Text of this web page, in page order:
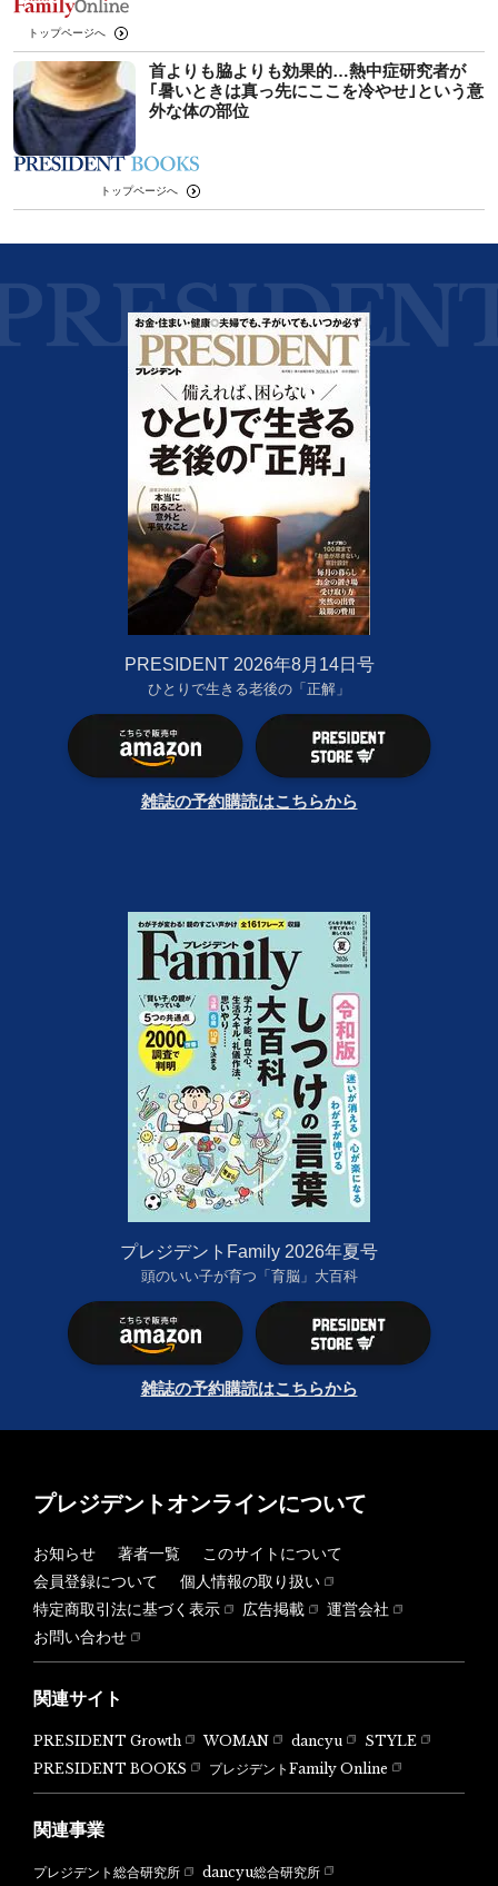
トップページへ
首よりも脇よりも効果的…熱中症研究者が
｢暑いときは真っ先にここを冷やせ｣という意
外な体の部位
トップページへ
PRESIDENT 2026年8月14日号
ひとりで生きる老後の「正解」
雑誌の予約購読はこちらから
プレジデントFamily 2026年夏号
頭のいい子が育つ「育脳」大百科
雑誌の予約購読はこちらから
プレジデントオンラインについて
お知らせ 著者一覧
このサイトについて
会員登録について
個人情報の取り扱い
特定商取引法に基づく表示
広告掲載
運営会社
お問い合わせ
関連サイト
PRESIDENT Growth WOMAN dancyu
STYLE
PRESIDENT BOOKS
プレジデントFamily Online
関連事業
プレジデント総合研究所 dancyu総合研究所